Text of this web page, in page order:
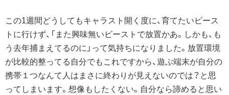
この1週間どうしてもキャラスト開く度に、育てたいビース
トに行けず、「また興味無いビーストで放置かあ。しかも、も
う去年捕まえてるのに」って気持ちになりました。放置環境
が比較的整ってる自分でもこれですから、遊ぶ端末が自分の
携帯１つなんて人はまさに終わりが見えないのでは？と思
ってしまいます。想像もしたくない。自分なら諦めると思い